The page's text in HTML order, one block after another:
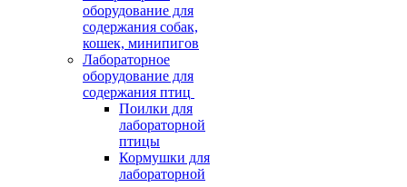
оборудование для
содержания собак,
кошек, минипигов
Лабораторное
оборудование для
содержания птиц
Поилки для
лабораторной
птицы
Кормушки для
лабораторной